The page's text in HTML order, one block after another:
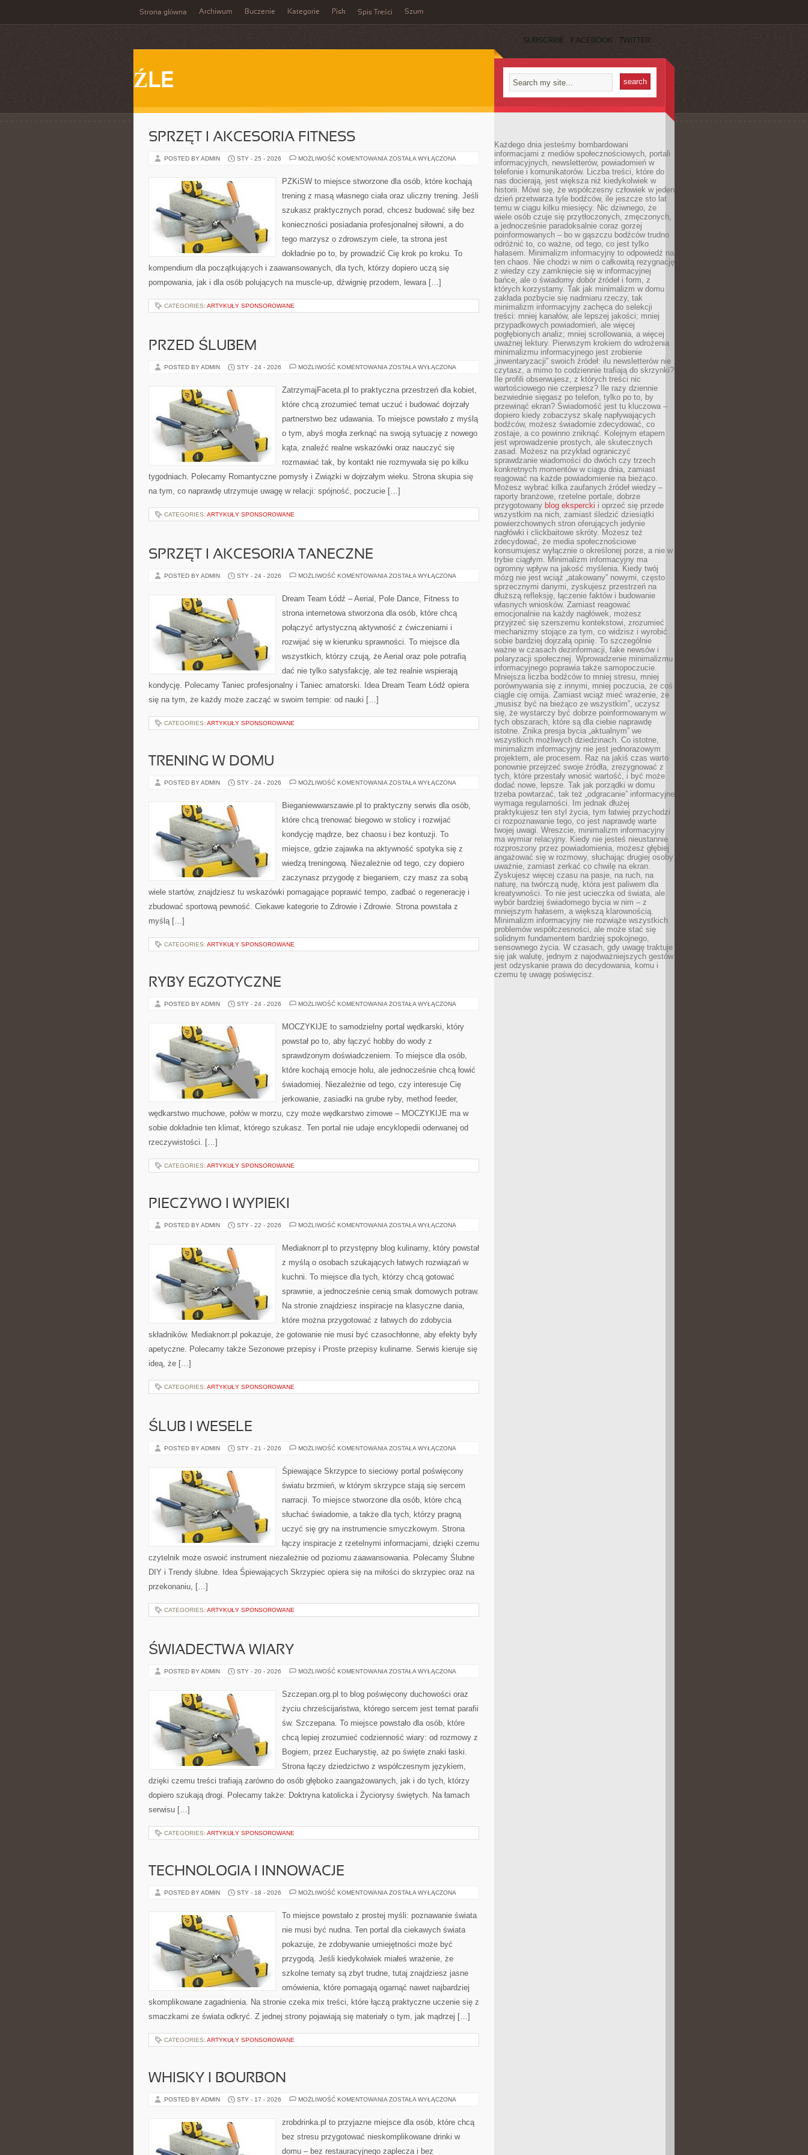
Strona główna Archiwum Buczenie Kategorie Pisk Spis Treści Szum
SUBSCRIBE FACEBOOK TWITTER
ŹLE
SPRZĘT I AKCESORIA FITNESS
POSTED BY ADMIN STY - 25 - 2026 MOŻLIWOŚĆ KOMENTOWANIA SPRZĘT
FITNESS
ZOSTAŁA WYŁĄCZONA
PZKiSW to miejsce stworzone dla osób, które kochają
trening z masą własnego ciała oraz uliczny trening. Jeśli
szukasz praktycznych porad, chcesz budować siłę bez
konieczności posiadania profesjonalnej siłowni, a do
tego marzysz o zdrowszym ciele, ta strona jest
dokładnie po to, by prowadzić Cię krok po kroku. To
kompendium dla początkujących i zaawansowanych, dla tych, którzy dopiero uczą się
pompowania, jak i dla osób polujących na muscle-up, dźwignię przodem, lewara […]
CATEGORIES: ARTYKUŁY SPONSOROWANE
PRZED ŚLUBEM
POSTED BY ADMIN STY - 24 - 2026 MOŻLIWOŚĆ KOMENTOWANIA PRZED
ZOSTAŁA WYŁĄCZONA
ZatrzymajFaceta.pl to praktyczna przestrzeń dla kobiet,
które chcą zrozumieć temat uczuć i budować dojrzały
partnerstwo bez udawania. To miejsce powstało z myślą
o tym, abyś mogła zerknąć na swoją sytuację z nowego
kąta, znaleźć realne wskazówki oraz nauczyć się
rozmawiać tak, by kontakt nie rozmywała się po kilku
tygodniach. Polecamy Romantyczne pomysły i Związki w dojrzałym wieku. Strona skupia się
na tym, co naprawdę utrzymuje uwagę w relacji: spójność, poczucie […]
CATEGORIES: ARTYKUŁY SPONSOROWANE
SPRZĘT I AKCESORIA TANECZNE
POSTED BY ADMIN STY - 24 - 2026 MOŻLIWOŚĆ KOMENTOWANIA SPRZĘT
TANECZNE
ZOSTAŁA WYŁĄCZONA
Dream Team Łódź – Aerial, Pole Dance, Fitness to
strona internetowa stworzona dla osób, które chcą
połączyć artystyczną aktywność z ćwiczeniami i
rozwijać się w kierunku sprawności. To miejsce dla
wszystkich, którzy czują, że Aerial oraz pole potrafią
dać nie tylko satysfakcję, ale też realnie wspierają
kondycję. Polecamy Taniec profesjonalny i Taniec amatorski. Idea Dream Team Łódź opiera
się na tym, że każdy może zacząć w swoim tempie: od nauki […]
CATEGORIES: ARTYKUŁY SPONSOROWANE
TRENING W DOMU
POSTED BY ADMIN STY - 24 - 2026 MOŻLIWOŚĆ KOMENTOWANIA TRENING
ZOSTAŁA WYŁĄCZONA
Bieganiewwarszawie.pl to praktyczny serwis dla osób,
które chcą trenować biegowo w stolicy i rozwijać
kondycję mądrze, bez chaosu i bez kontuzji. To
miejsce, gdzie zajawka na aktywność spotyka się z
wiedzą treningową. Niezależnie od tego, czy dopiero
zaczynasz przygodę z bieganiem, czy masz za sobą
wiele startów, znajdziesz tu wskazówki pomagające poprawić tempo, zadbać o regenerację i
zbudować sportową pewność. Ciekawe kategorie to Zdrowie i Zdrowie. Strona powstała z
myślą […]
CATEGORIES: ARTYKUŁY SPONSOROWANE
RYBY EGZOTYCZNE
POSTED BY ADMIN STY - 24 - 2026 MOŻLIWOŚĆ KOMENTOWANIA RYBY
ZOSTAŁA WYŁĄCZONA
MOCZYKIJE to samodzielny portal wędkarski, który
powstał po to, aby łączyć hobby do wody z
sprawdzonym doświadczeniem. To miejsce dla osób,
które kochają emocje holu, ale jednocześnie chcą łowić
świadomiej. Niezależnie od tego, czy interesuje Cię
jerkowanie, zasiadki na grube ryby, method feeder,
wędkarstwo muchowe, połów w morzu, czy może wędkarstwo zimowe – MOCZYKIJE ma w
sobie dokładnie ten klimat, którego szukasz. Ten portal nie udaje encyklopedii oderwanej od
rzeczywistości. […]
CATEGORIES: ARTYKUŁY SPONSOROWANE
PIECZYWO I WYPIEKI
POSTED BY ADMIN STY - 22 - 2026 MOŻLIWOŚĆ KOMENTOWANIA PIECZYWO
ZOSTAŁA WYŁĄCZONA
Mediaknorr.pl to przystępny blog kulinarny, który powstał
z myślą o osobach szukających łatwych rozwiązań w
kuchni. To miejsce dla tych, którzy chcą gotować
sprawnie, a jednocześnie cenią smak domowych potraw.
Na stronie znajdziesz inspiracje na klasyczne dania,
które można przygotować z łatwych do zdobycia
składników. Mediaknorr.pl pokazuje, że gotowanie nie musi być czasochłonne, aby efekty były
apetyczne. Polecamy także Sezonowe przepisy i Proste przepisy kulinarne. Serwis kieruje się
ideą, że […]
CATEGORIES: ARTYKUŁY SPONSOROWANE
ŚLUB I WESELE
POSTED BY ADMIN STY - 21 - 2026 MOŻLIWOŚĆ KOMENTOWANIA ŚLUB
ZOSTAŁA WYŁĄCZONA
Śpiewające Skrzypce to sieciowy portal poświęcony
światu brzmień, w którym skrzypce stają się sercem
narracji. To miejsce stworzone dla osób, które chcą
słuchać świadomie, a także dla tych, którzy pragną
uczyć się gry na instrumencie smyczkowym. Strona
łączy inspiracje z rzetelnymi informacjami, dzięki czemu
czytelnik może oswoić instrument niezależnie od poziomu zaawansowania. Polecamy Ślubne
DIY i Trendy ślubne. Idea Śpiewających Skrzypiec opiera się na miłości do skrzypiec oraz na
przekonaniu, […]
CATEGORIES: ARTYKUŁY SPONSOROWANE
ŚWIADECTWA WIARY
POSTED BY ADMIN STY - 20 - 2026 MOŻLIWOŚĆ KOMENTOWANIA ŚWIADECTWA
ZOSTAŁA WYŁĄCZONA
Szczepan.org.pl to blog poświęcony duchowości oraz
życiu chrześcijaństwa, którego sercem jest temat parafii
św. Szczepana. To miejsce powstało dla osób, które
chcą lepiej zrozumieć codzienność wiary: od rozmowy z
Bogiem, przez Eucharystię, aż po święte znaki łaski.
Strona łączy dziedzictwo z współczesnym językiem,
dzięki czemu treści trafiają zarówno do osób głęboko zaangażowanych, jak i do tych, którzy
dopiero szukają drogi. Polecamy także: Doktryna katolicka i Życiorysy świętych. Na łamach
serwisu […]
CATEGORIES: ARTYKUŁY SPONSOROWANE
TECHNOLOGIA I INNOWACJE
POSTED BY ADMIN STY - 18 - 2026 MOŻLIWOŚĆ KOMENTOWANIA TECHNOLOGIA
ZOSTAŁA WYŁĄCZONA
To miejsce powstało z prostej myśli: poznawanie świata
nie musi być nudna. Ten portal dla ciekawych świata
pokazuje, że zdobywanie umiejętności może być
przygodą. Jeśli kiedykolwiek miałeś wrażenie, że
szkolne tematy są zbyt trudne, tutaj znajdziesz jasne
omówienia, które pomagają ogarnąć nawet najbardziej
skomplikowane zagadnienia. Na stronie czeka mix treści, które łączą praktyczne uczenie się z
smaczkami ze świata odkryć. Z jednej strony pojawiają się materiały o tym, jak mądrzej […]
CATEGORIES: ARTYKUŁY SPONSOROWANE
WHISKY I BOURBON
POSTED BY ADMIN STY - 17 - 2026 MOŻLIWOŚĆ KOMENTOWANIA WHISKY
ZOSTAŁA WYŁĄCZONA
zrobdrinka.pl to przyjazne miejsce dla osób, które chcą
bez stresu przygotować nieskomplikowane drinki w
domu – bez restauracyjnego zaplecza i bez
Każdego dnia jesteśmy bombardowani
informacjami z mediów społecznościowych, portali
informacyjnych, newsletterów, powiadomień w
telefonie i komunikatorów. Liczba treści, które do
nas docierają, jest większa niż kiedykolwiek w
historii. Mówi się, że współczesny człowiek w jeden
dzień przetwarza tyle bodźców, ile jeszcze sto lat
temu w ciągu kilku miesięcy. Nic dziwnego, że
wiele osób czuje się przytłoczonych, zmęczonych,
a jednocześnie paradoksalnie coraz gorzej
poinformowanych – bo w gąszczu bodźców trudno
odróżnić to, co ważne, od tego, co jest tylko
hałasem. Minimalizm informacyjny to odpowiedź na
ten chaos. Nie chodzi w nim o całkowitą rezygnację
z wiedzy czy zamknięcie się w informacyjnej
bańce, ale o świadomy dobór źródeł i form, z
których korzystamy. Tak jak minimalizm w domu
zakłada pozbycie się nadmiaru rzeczy, tak
minimalizm informacyjny zachęca do selekcji
treści: mniej kanałów, ale lepszej jakości; mniej
przypadkowych powiadomień, ale więcej
pogłębionych analiz; mniej scrollowania, a więcej
uważnej lektury. Pierwszym krokiem do wdrożenia
minimalizmu informacyjnego jest zrobienie
„inwentaryzacji” swoich źródeł: ilu newsletterów nie
czytasz, a mimo to codziennie trafiają do skrzynki?
Ile profili obserwujesz, z których treści nic
wartościowego nie czerpiesz? Ile razy dziennie
bezwiednie sięgasz po telefon, tylko po to, by
przewinąć ekran? Świadomość jest tu kluczowa –
dopiero kiedy zobaczysz skalę napływających
bodźców, możesz świadomie zdecydować, co
zostaje, a co powinno zniknąć. Kolejnym etapem
jest wprowadzenie prostych, ale skutecznych
zasad. Możesz na przykład ograniczyć
sprawdzanie wiadomości do dwóch czy trzech
konkretnych momentów w ciągu dnia, zamiast
reagować na każde powiadomienie na bieżąco.
Możesz wybrać kilka zaufanych źródeł wiedzy –
raporty branżowe, rzetelne portale, dobrze
przygotowany blog ekspercki i oprzeć się przede
wszystkim na nich, zamiast śledzić dziesiątki
powierzchownych stron oferujących jedynie
nagłówki i clickbaitowe skróty. Możesz też
zdecydować, że media społecznościowe
konsumujesz wyłącznie o określonej porze, a nie w
trybie ciągłym. Minimalizm informacyjny ma
ogromny wpływ na jakość myślenia. Kiedy twój
mózg nie jest wciąż „atakowany” nowymi, często
sprzecznymi danymi, zyskujesz przestrzeń na
dłuższą refleksję, łączenie faktów i budowanie
własnych wniosków. Zamiast reagować
emocjonalnie na każdy nagłówek, możesz
przyjrzeć się szerszemu kontekstowi, zrozumieć
mechanizmy stojące za tym, co widzisz i wyrobić
sobie bardziej dojrzałą opinię. To szczególnie
ważne w czasach dezinformacji, fake newsów i
polaryzacji społecznej. Wprowadzenie minimalizmu
informacyjnego poprawia także samopoczucie.
Mniejsza liczba bodźców to mniej stresu, mniej
porównywania się z innymi, mniej poczucia, że coś
ciągle cię omija. Zamiast wciąż mieć wrażenie, że
„musisz być na bieżąco ze wszystkim”, uczysz
się, że wystarczy być dobrze poinformowanym w
tych obszarach, które są dla ciebie naprawdę
istotne. Znika presja bycia „aktualnym” we
wszystkich możliwych dziedzinach. Co istotne,
minimalizm informacyjny nie jest jednorazowym
projektem, ale procesem. Raz na jakiś czas warto
ponownie przejrzeć swoje źródła, zrezygnować z
tych, które przestały wnosić wartość, i być może
dodać nowe, lepsze. Tak jak porządki w domu
trzeba powtarzać, tak też „odgracanie” informacyjne
wymaga regularności. Im jednak dłużej
praktykujesz ten styl życia, tym łatwiej przychodzi
ci rozpoznawanie tego, co jest naprawdę warte
twojej uwagi. Wreszcie, minimalizm informacyjny
ma wymiar relacyjny. Kiedy nie jesteś nieustannie
rozproszony przez powiadomienia, możesz głębiej
angażować się w rozmowy, słuchając drugiej osoby
uważnie, zamiast zerkać co chwilę na ekran.
Zyskujesz więcej czasu na pasje, na ruch, na
naturę, na twórczą nudę, która jest paliwem dla
kreatywności. To nie jest ucieczka od świata, ale
wybór bardziej świadomego bycia w nim – z
mniejszym hałasem, a większą klarownością.
Minimalizm informacyjny nie rozwiąże wszystkich
problemów współczesności, ale może stać się
solidnym fundamentem bardziej spokojnego,
sensownego życia. W czasach, gdy uwagę traktuje
się jak walutę, jednym z najodważniejszych gestów
jest odzyskanie prawa do decydowania, komu i
czemu tę uwagę poświęcisz.